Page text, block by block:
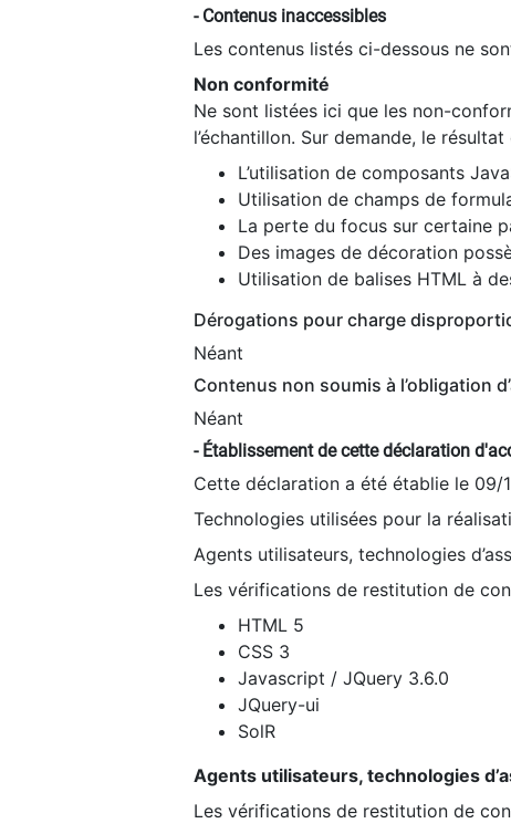
- Contenus inaccessibles
Les contenus listés ci-dessous ne
Non conformité
Ne sont listées ici que les non-
l’échantillon. Sur demande, le
L’utilisation de composants
Utilisation de champs de
La perte du focus sur certaine
Des images de décoration
Utilisation de balises HTML à
Dérogations pour charge
Néant
Contenus non soumis à l’obligation
Néant
- Établissement de cette déclaration
Cette déclaration a été établie le 09/
Technologies utilisées pour la
Agents utilisateurs, technologies
Les vérifications de restitution de
HTML 5
CSS 3
Javascript / JQuery 3.6.0
JQuery-ui
SolR
Agents utilisateurs, technologies
Les vérifications de restitution de